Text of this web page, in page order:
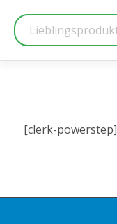
[clerk-powerstep]